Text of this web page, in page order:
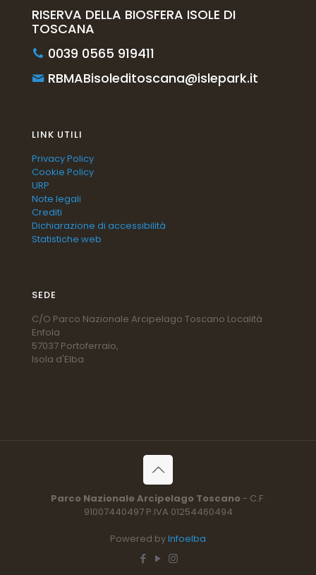
RISERVA DELLA BIOSFERA ISOLE DI
TOSCANA
0039 0565 919411
RBMABisoleditoscana@islepark.it
LINK UTILI
Privacy Policy
Cookie Policy
URP
Note legali
Crediti
Dichiarazione di accessibilità
Statistiche web
SEDE
C/O Parco Nazionale Arcipelago Toscano Località
Enfola
57037 Portoferraio,
Isola d'Elba
Parco Nazionale Arcipelago Toscano - C.F.
91007440497 P.IVA 01254460494
Powered byInfoelba